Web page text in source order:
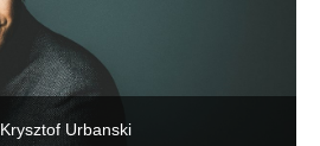
Urbanski